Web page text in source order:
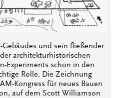
Gebäudes und sein fließender
architekturhistorischen
Experiments schon in den
Rolle. Die Zeichnung
Kongress für neues Bauen
auf dem Scott Williamson